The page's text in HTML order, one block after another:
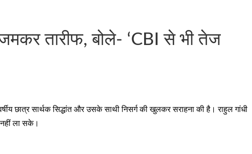
तारीफ, बोले- ‘CBI से भी तेज
छात्र सार्थक सिद्धांत और उसके साथी निसर्ग की खुलकर सराहना की है। राहुल गांधी
ला सके।